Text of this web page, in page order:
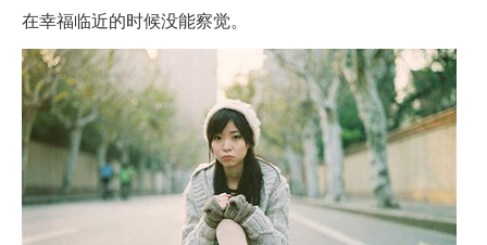
在幸福临近的时候没能察觉。